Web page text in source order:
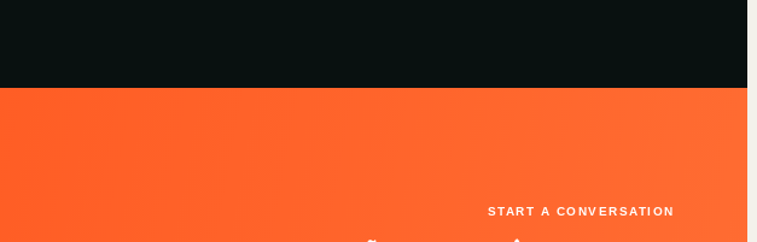
START A CONVERSATION